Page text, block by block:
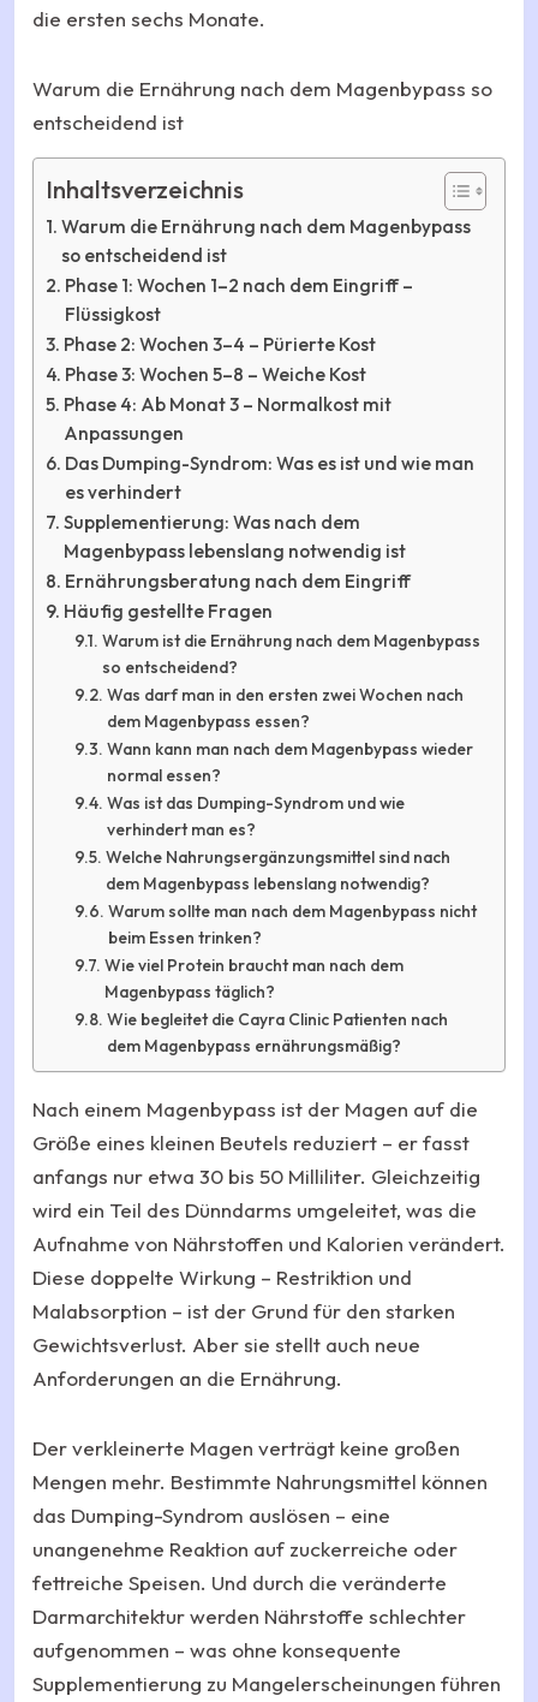
die ersten sechs Monate.
Warum die Ernährung nach dem Magenbypass so
entscheidend ist
Inhaltsverzeichnis
Warum die Ernährung nach dem Magenbypass
so entscheidend ist
Phase 1: Wochen 1–2 nach dem Eingriff –
Flüssigkost
Phase 2: Wochen 3–4 – Pürierte Kost
Phase 3: Wochen 5–8 – Weiche Kost
Phase 4: Ab Monat 3 – Normalkost mit
Anpassungen
Das Dumping-Syndrom: Was es ist und wie man
es verhindert
Supplementierung: Was nach dem
Magenbypass lebenslang notwendig ist
Ernährungsberatung nach dem Eingriff
Häufig gestellte Fragen
Warum ist die Ernährung nach dem Magenbypass
so entscheidend?
Was darf man in den ersten zwei Wochen nach
dem Magenbypass essen?
Wann kann man nach dem Magenbypass wieder
normal essen?
Was ist das Dumping-Syndrom und wie
verhindert man es?
Welche Nahrungsergänzungsmittel sind nach
dem Magenbypass lebenslang notwendig?
Warum sollte man nach dem Magenbypass nicht
beim Essen trinken?
Wie viel Protein braucht man nach dem
Magenbypass täglich?
Wie begleitet die Cayra Clinic Patienten nach
dem Magenbypass ernährungsmäßig?
Nach einem Magenbypass ist der Magen auf die
Größe eines kleinen Beutels reduziert – er fasst
anfangs nur etwa 30 bis 50 Milliliter. Gleichzeitig
wird ein Teil des Dünndarms umgeleitet, was die
Aufnahme von Nährstoffen und Kalorien verändert.
Diese doppelte Wirkung – Restriktion und
Malabsorption – ist der Grund für den starken
Gewichtsverlust. Aber sie stellt auch neue
Anforderungen an die Ernährung.
Der verkleinerte Magen verträgt keine großen
Mengen mehr. Bestimmte Nahrungsmittel können
das Dumping-Syndrom auslösen – eine
unangenehme Reaktion auf zuckerreiche oder
fettreiche Speisen. Und durch die veränderte
Darmarchitektur werden Nährstoffe schlechter
aufgenommen – was ohne konsequente
Supplementierung zu Mangelerscheinungen führen